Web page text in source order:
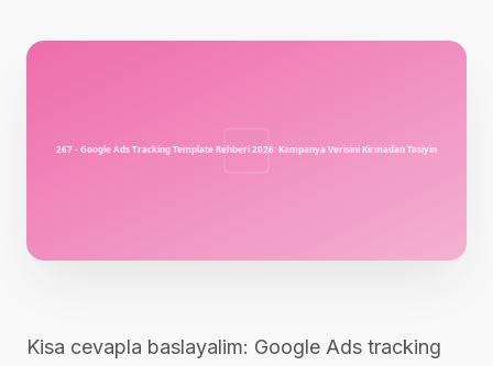
Kisa cevapla baslayalim: Google Ads tracking